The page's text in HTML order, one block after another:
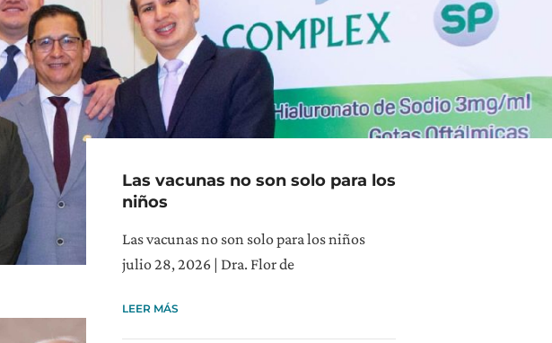
Las vacunas no son solo para los
niños
Las vacunas no son solo para los niños
julio 28, 2026 | Dra. Flor de
LEER MÁS